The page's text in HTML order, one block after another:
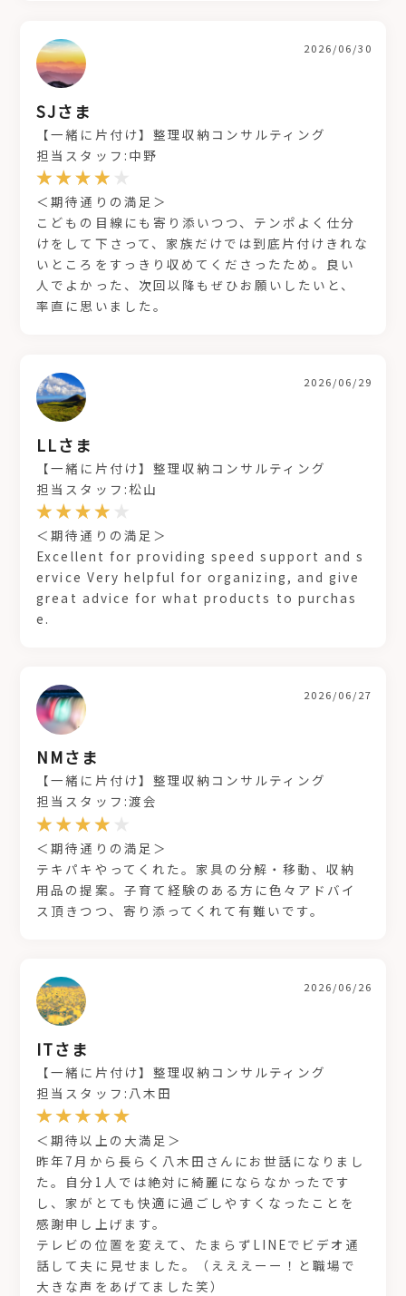
SJさま
2026/06/30
【一緒に片付け】整理収納コンサルティング
担当スタッフ:中野
＜期待通りの満足＞
こどもの目線にも寄り添いつつ、テンポよく仕分
けをして下さって、家族だけでは到底片付けきれな
いところをすっきり収めてくださったため。良い
人でよかった、次回以降もぜひお願いしたいと、
率直に思いました。
LLさま
2026/06/29
【一緒に片付け】整理収納コンサルティング
担当スタッフ:松山
＜期待通りの満足＞
Excellent for providing speed support and s
ervice Very helpful for organizing, and give
great advice for what products to purchas
e.
NMさま
2026/06/27
【一緒に片付け】整理収納コンサルティング
担当スタッフ:渡会
＜期待通りの満足＞
テキパキやってくれた。家具の分解・移動、収納
用品の提案。子育て経験のある方に色々アドバイ
ス頂きつつ、寄り添ってくれて有難いです。
ITさま
2026/06/26
【一緒に片付け】整理収納コンサルティング
担当スタッフ:八木田
＜期待以上の大満足＞
昨年7月から長らく八木田さんにお世話になりまし
た。自分1人では絶対に綺麗にならなかったです
し、家がとても快適に過ごしやすくなったことを
感謝申し上げます。
テレビの位置を変えて、たまらずLINEでビデオ通
話して夫に見せました。（えええーー！と職場で
大きな声をあげてました笑）